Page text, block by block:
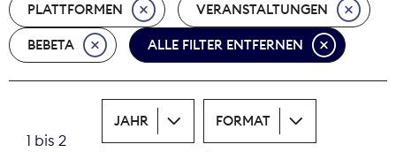
Nova Award
PLATTFORMEN VERANSTALTUNGEN
BEBETA ALLE FILTER ENTFERNEN
1 bis 2
JAHR FORMAT